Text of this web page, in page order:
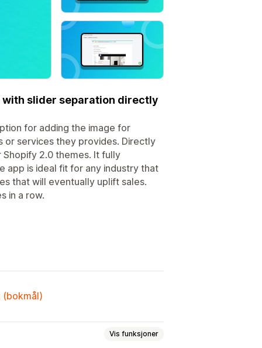
with slider separation directly
for adding the image for
services they provides. Directly
2.0 themes. It fully
app is ideal fit for any industry that
that will eventually uplift sales.
in a row.
(bokmål)
Vis funksjoner